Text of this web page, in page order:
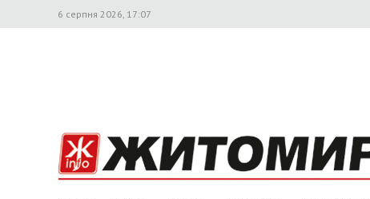
6 серпня 2026, 17:07